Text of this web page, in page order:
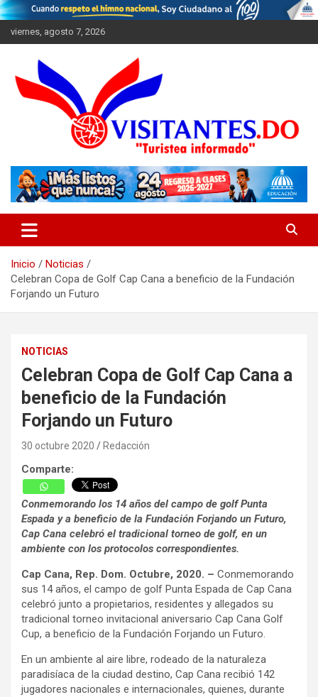
Saltar
al
contenido
viernes, agosto 7, 2026
Visitantes
Inicio
Noticias
Celebran Copa de Golf Cap Cana a beneficio de la Fundación
Forjando un Futuro
NOTICIAS
Celebran Copa de Golf Cap Cana a
beneficio de la Fundación
Forjando un Futuro
30 octubre 2020 Redacción
Comparte:
Conmemorando los 14 años del campo de golf Punta
Espada y a beneficio de la Fundación Forjando un Futuro,
Cap Cana celebró el tradicional torneo de golf, en un
ambiente con los protocolos correspondientes.
Cap Cana, Rep. Dom. Octubre, 2020. – Conmemorando
sus 14 años, el campo de golf Punta Espada de Cap Cana
celebró junto a propietarios, residentes y allegados su
tradicional torneo invitacional aniversario Cap Cana Golf
Cup, a beneficio de la Fundación Forjando un Futuro.
En un ambiente al aire libre, rodeado de la naturaleza
paradisíaca de la ciudad destino, Cap Cana recibió 142
jugadores nacionales e internacionales, quienes, durante